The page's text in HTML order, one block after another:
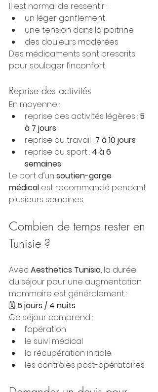
Il est normal de ressentir :
un léger gonflement
une tension dans la poitrine
des douleurs modérées
Des médicaments sont prescrits
pour soulager l’inconfort.
Reprise des activités
En moyenne :
reprise des activités légères : 5
à 7 jours
reprise du travail : 7 à 10 jours
reprise du sport : 4 à 6
semaines
Le port d’un soutien-gorge
médical est recommandé pendant
plusieurs semaines.
Combien de temps rester en
Tunisie ?
Avec Aesthetics Tunisia, la durée
du séjour pour une augmentation
mammaire est généralement :
🗓 5 jours / 4 nuits
Ce séjour comprend :
l’opération
le suivi médical
la récupération initiale
les contrôles post-opératoires